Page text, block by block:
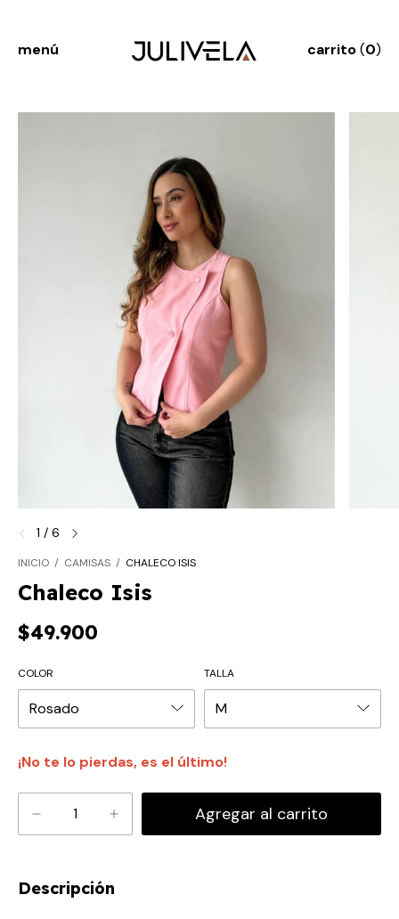
menú carrito(0)
1 / 6
INICIO / CAMISAS / CHALECO ISIS
Chaleco Isis
$49.900
COLOR TALLA
¡No te lo pierdas, es el último!
Descripción